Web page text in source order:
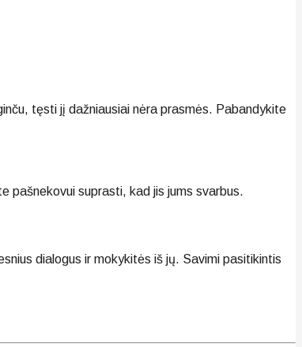
tęsti jį dažniausiai nėra prasmės. Pabandykite
pašnekovui suprasti, kad jis jums svarbus.
dialogus ir mokykitės iš jų. Savimi pasitikintis